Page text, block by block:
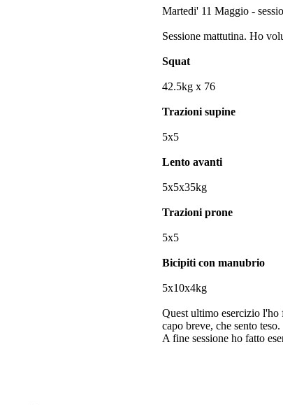
Martedi' 11 Maggio -
Sessione mattutina. Ho
Squat
42.5kg x 76
Trazioni supine
5x5
Lento avanti
5x5x35kg
Trazioni prone
5x5
Bicipiti con manubrio
5x10x4kg
Quest ultimo esercizio l'ho
capo breve, che sento teso.
A fine sessione ho fatto